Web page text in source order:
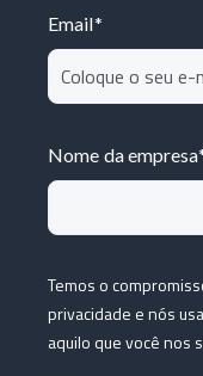
Email*
Nome da empresa
Temos o
privacidade e nós
aquilo que você nos